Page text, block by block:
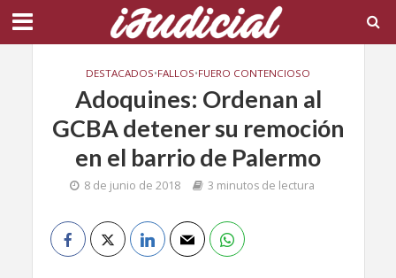
DESTACADOS•FALLOS•FUERO CONTENCIOSO
Adoquines: Ordenan al
GCBA detener su remoción
en el barrio de Palermo
8 de junio de 2018 3 minutos de lectura